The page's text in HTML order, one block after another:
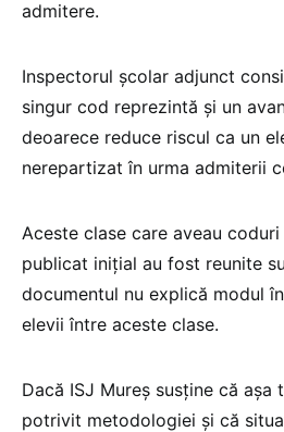
admitere.
Inspectorul școlar adjunct
singur cod reprezintă și un
deoarece reduce riscul ca un
nerepartizat în urma admiterii
Aceste clase care aveau
publicat inițial au fost reunite
documentul nu explică modul
elevii între aceste clase.
Dacă ISJ Mureș susține că așa
potrivit metodologiei și că